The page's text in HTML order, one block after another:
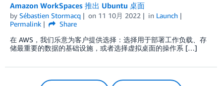
Amazon WorkSpaces 推出 Ubuntu 桌面
by Sébastien Stormacq on 11 10月 2022 in Launch
Permalink
Share
在 AWS，我们乐意为客户提供选择：选择用于部署工作负载、存
储最重要的数据的基础设施，或者选择虚拟桌面的操作系 […]